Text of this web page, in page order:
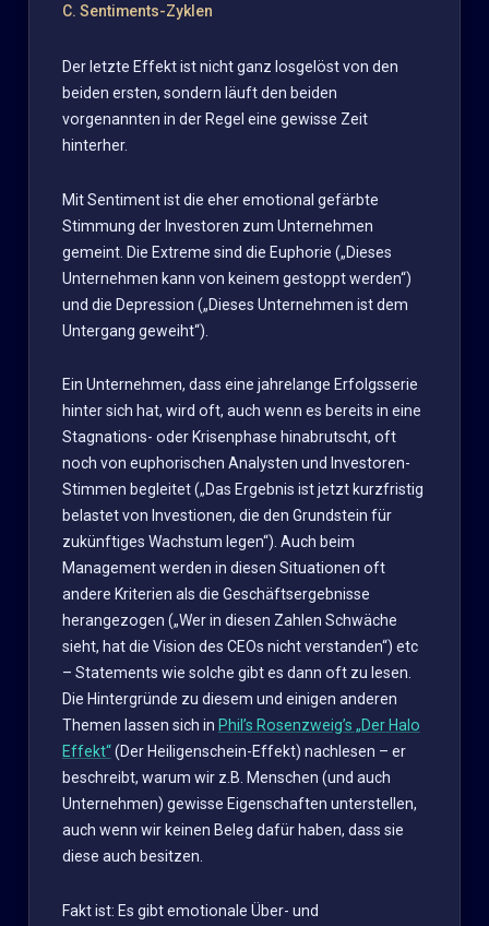
C. Sentiments-Zyklen
Der letzte Effekt ist nicht ganz losgelöst von den
beiden ersten, sondern läuft den beiden
vorgenannten in der Regel eine gewisse Zeit
hinterher.
Mit Sentiment ist die eher emotional gefärbte
Stimmung der Investoren zum Unternehmen
gemeint. Die Extreme sind die Euphorie („Dieses
Unternehmen kann von keinem gestoppt werden“)
und die Depression („Dieses Unternehmen ist dem
Untergang geweiht“).
Ein Unternehmen, dass eine jahrelange Erfolgsserie
hinter sich hat, wird oft, auch wenn es bereits in eine
Stagnations- oder Krisenphase hinabrutscht, oft
noch von euphorischen Analysten und Investoren-
Stimmen begleitet („Das Ergebnis ist jetzt kurzfristig
belastet von Investionen, die den Grundstein für
zukünftiges Wachstum legen“). Auch beim
Management werden in diesen Situationen oft
andere Kriterien als die Geschäftsergebnisse
herangezogen („Wer in diesen Zahlen Schwäche
sieht, hat die Vision des CEOs nicht verstanden“) etc
– Statements wie solche gibt es dann oft zu lesen.
Die Hintergründe zu diesem und einigen anderen
Themen lassen sich in Phil’s Rosenzweig’s „Der Halo
Effekt“(Der Heiligenschein-Effekt) nachlesen – er
beschreibt, warum wir z.B. Menschen (und auch
Unternehmen) gewisse Eigenschaften unterstellen,
auch wenn wir keinen Beleg dafür haben, dass sie
diese auch besitzen.
Fakt ist: Es gibt emotionale Über- und